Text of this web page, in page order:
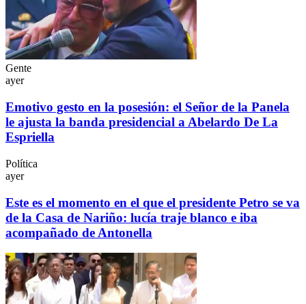
Gente
ayer
Emotivo gesto en la posesión: el Señor de la Panela
le ajusta la banda presidencial a Abelardo De La
Espriella
Política
ayer
Este es el momento en el que el presidente Petro se va
de la Casa de Nariño: lucía traje blanco e iba
acompañado de Antonella